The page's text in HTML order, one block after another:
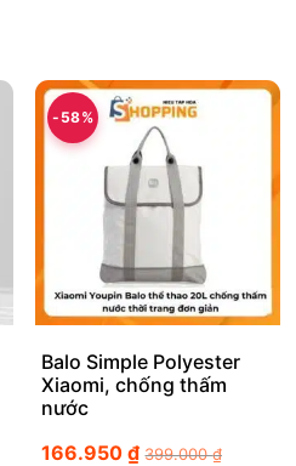
-58%
Balo Simple Polyester
Xiaomi, chống thấm
nước
166.950₫ 399.000₫